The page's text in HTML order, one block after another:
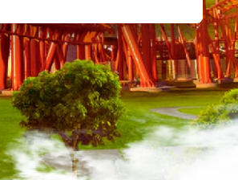
Đây là hệ thống đặt vé điện
dành cho đại lý cấp cao.
by Teambuildingvietnam.
03.9850.9850 - 0388.026.126